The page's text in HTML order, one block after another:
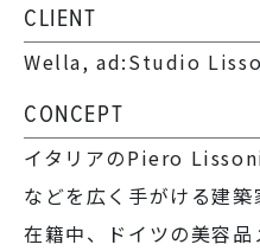
CLIENT
Wella, ad:Studio
CONCEPT
イタリアのPiero
などを広く手がける建
在籍中、ドイツの美容